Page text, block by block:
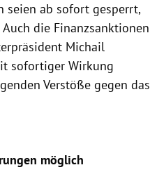
seien ab sofort gesperrt,
die Finanzsanktionen
Michail
sofortiger Wirkung
Verstöße gegen das
möglich